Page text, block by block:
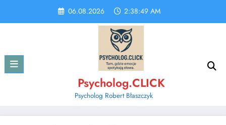
content
06.08.2026 2:38:49 AM
Psycholog.CLICK
Psycholog Robert Błaszczyk